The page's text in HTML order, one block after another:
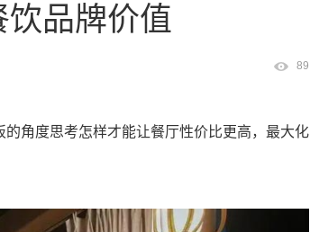
品牌价值
89
角度思考怎样才能让餐厅性价比更高，最大化